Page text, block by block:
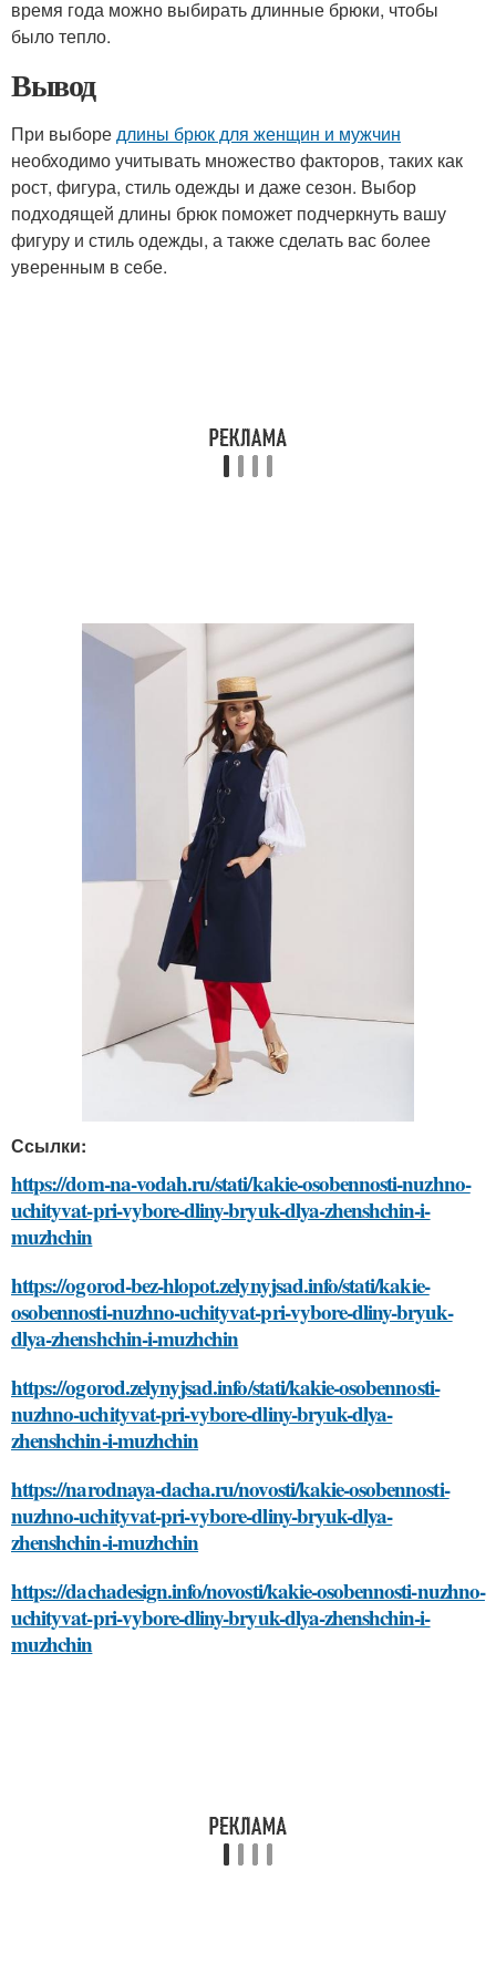
время года можно выбирать длинные брюки, чтобы
было тепло.
Вывод
При выборедлины брюк для женщин и мужчин
необходимо учитывать множество факторов, таких как
рост, фигура, стиль одежды и даже сезон. Выбор
подходящей длины брюк поможет подчеркнуть вашу
фигуру и стиль одежды, а также сделать вас более
уверенным в себе.
Ссылки:
https://dom-na-vodah.ru/stati/kakie-osobennosti-nuzhno-
uchityvat-pri-vybore-dliny-bryuk-dlya-zhenshchin-i-
muzhchin
https://ogorod-bez-hlopot.zelynyjsad.info/stati/kakie-
osobennosti-nuzhno-uchityvat-pri-vybore-dliny-bryuk-
dlya-zhenshchin-i-muzhchin
https://ogorod.zelynyjsad.info/stati/kakie-osobennosti-
nuzhno-uchityvat-pri-vybore-dliny-bryuk-dlya-
zhenshchin-i-muzhchin
https://narodnaya-dacha.ru/novosti/kakie-osobennosti-
nuzhno-uchityvat-pri-vybore-dliny-bryuk-dlya-
zhenshchin-i-muzhchin
https://dachadesign.info/novosti/kakie-osobennosti-nuzhno-
uchityvat-pri-vybore-dliny-bryuk-dlya-zhenshchin-i-
muzhchin